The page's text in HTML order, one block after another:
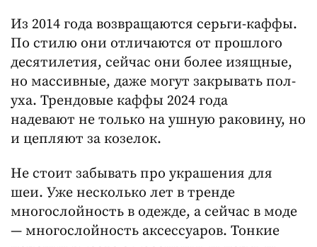
Из 2014 года возвращаются серьги-каффы.
По стилю они отличаются от прошлого
десятилетия, сейчас они более изящные,
но массивные, даже могут закрывать пол-
уха. Трендовые каффы 2024 года
надевают не только на ушную раковину, но
и цепляют за козелок.
Не стоит забывать про украшения для
шеи. Уже несколько лет в тренде
многослойность в одежде, а сейчас в моде
— многослойность аксессуаров. Тонкие